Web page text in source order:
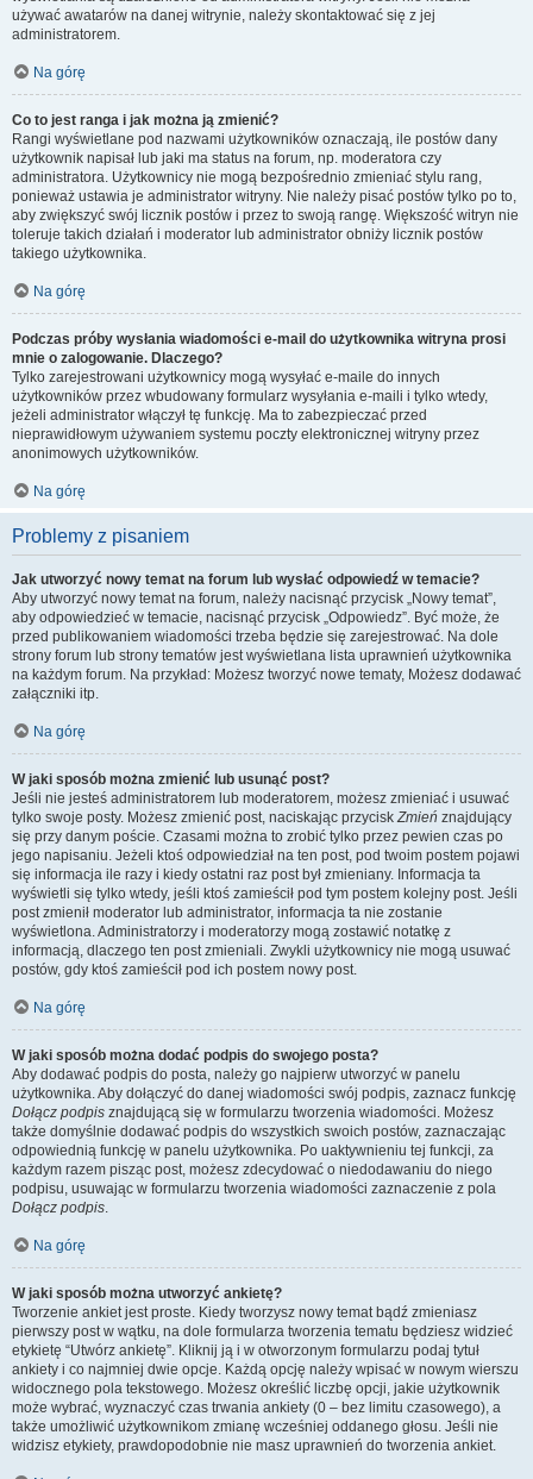
używać awatarów na danej witrynie, należy skontaktować się z jej
administratorem.
Na górę
Co to jest ranga i jak można ją zmienić?
Rangi wyświetlane pod nazwami użytkowników oznaczają, ile postów dany
użytkownik napisał lub jaki ma status na forum, np. moderatora czy
administratora. Użytkownicy nie mogą bezpośrednio zmieniać stylu rang,
ponieważ ustawia je administrator witryny. Nie należy pisać postów tylko po to,
aby zwiększyć swój licznik postów i przez to swoją rangę. Większość witryn nie
toleruje takich działań i moderator lub administrator obniży licznik postów
takiego użytkownika.
Na górę
Podczas próby wysłania wiadomości e-mail do użytkownika witryna prosi
mnie o zalogowanie. Dlaczego?
Tylko zarejestrowani użytkownicy mogą wysyłać e-maile do innych
użytkowników przez wbudowany formularz wysyłania e-maili i tylko wtedy,
jeżeli administrator włączył tę funkcję. Ma to zabezpieczać przed
nieprawidłowym używaniem systemu poczty elektronicznej witryny przez
anonimowych użytkowników.
Na górę
Problemy z pisaniem
Jak utworzyć nowy temat na forum lub wysłać odpowiedź w temacie?
Aby utworzyć nowy temat na forum, należy nacisnąć przycisk „Nowy temat”,
aby odpowiedzieć w temacie, nacisnąć przycisk „Odpowiedz”. Być może, że
przed publikowaniem wiadomości trzeba będzie się zarejestrować. Na dole
strony forum lub strony tematów jest wyświetlana lista uprawnień użytkownika
na każdym forum. Na przykład: Możesz tworzyć nowe tematy, Możesz dodawać
załączniki itp.
Na górę
W jaki sposób można zmienić lub usunąć post?
Jeśli nie jesteś administratorem lub moderatorem, możesz zmieniać i usuwać
tylko swoje posty. Możesz zmienić post, naciskając przyciskZmień znajdujący
się przy danym poście. Czasami można to zrobić tylko przez pewien czas po
jego napisaniu. Jeżeli ktoś odpowiedział na ten post, pod twoim postem pojawi
się informacja ile razy i kiedy ostatni raz post był zmieniany. Informacja ta
wyświetli się tylko wtedy, jeśli ktoś zamieścił pod tym postem kolejny post. Jeśli
post zmienił moderator lub administrator, informacja ta nie zostanie
wyświetlona. Administratorzy i moderatorzy mogą zostawić notatkę z
informacją, dlaczego ten post zmieniali. Zwykli użytkownicy nie mogą usuwać
postów, gdy ktoś zamieścił pod ich postem nowy post.
Na górę
W jaki sposób można dodać podpis do swojego posta?
Aby dodawać podpis do posta, należy go najpierw utworzyć w panelu
użytkownika. Aby dołączyć do danej wiadomości swój podpis, zaznacz funkcję
Dołącz podpis znajdującą się w formularzu tworzenia wiadomości. Możesz
także domyślnie dodawać podpis do wszystkich swoich postów, zaznaczając
odpowiednią funkcję w panelu użytkownika. Po uaktywnieniu tej funkcji, za
każdym razem pisząc post, możesz zdecydować o niedodawaniu do niego
podpisu, usuwając w formularzu tworzenia wiadomości zaznaczenie z pola
Dołącz podpis.
Na górę
W jaki sposób można utworzyć ankietę?
Tworzenie ankiet jest proste. Kiedy tworzysz nowy temat bądź zmieniasz
pierwszy post w wątku, na dole formularza tworzenia tematu będziesz widzieć
etykietę “Utwórz ankietę”. Kliknij ją i w otworzonym formularzu podaj tytuł
ankiety i co najmniej dwie opcje. Każdą opcję należy wpisać w nowym wierszu
widocznego pola tekstowego. Możesz określić liczbę opcji, jakie użytkownik
może wybrać, wyznaczyć czas trwania ankiety (0 – bez limitu czasowego), a
także umożliwić użytkownikom zmianę wcześniej oddanego głosu. Jeśli nie
widzisz etykiety, prawdopodobnie nie masz uprawnień do tworzenia ankiet.